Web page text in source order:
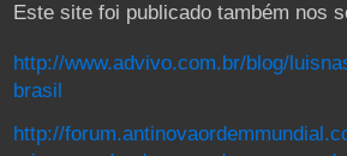
Este site foi publicado também nos
http://www.advivo.com.br/blog/
brasil
http://